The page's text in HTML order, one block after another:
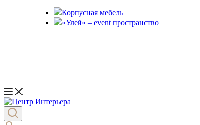
Корпусная мебель
«Улей» – event пространство